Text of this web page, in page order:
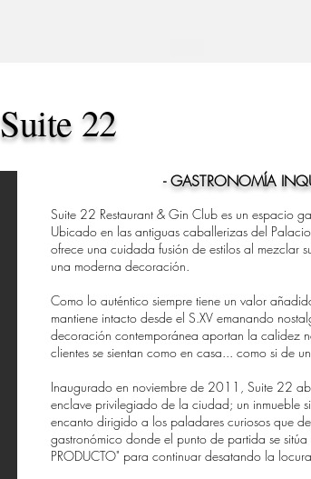
Suite 22
- GASTRONOMÍA
Suite 22 Restaurant & Gin Club es un espacio
Ubicado en las antiguas caballerizas del
ofrece una cuidada fusión de estilos al mezclar
una moderna decoración.
Como lo auténtico siempre tiene un valor
mantiene intacto desde el S.XV emanando
decoración contemporánea aportan la calidez
clientes se sientan como en casa... como si de
Inaugurado en noviembre de 2011, Suite 22
enclave privilegiado de la ciudad; un inmueble
encanto dirigido a los paladares curiosos que
gastronómico donde el punto de partida se sitúa
PRODUCTO" para continuar desatando la